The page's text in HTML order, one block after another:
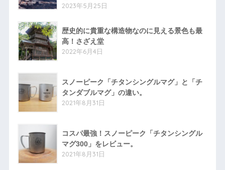
2023年5月25日
歴史的に貴重な構造物なのに見える景色も最
高！さざえ堂
2022年6月4日
スノーピーク「チタンシングルマグ」と「チ
タンダブルマグ」の違い。
2021年8月31日
コスパ最強！スノーピーク「チタンシングル
マグ300」をレビュー。
2021年8月31日